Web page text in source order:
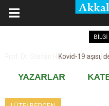
BİLGİ
Kovid-19 aşısı,
YAZARLAR